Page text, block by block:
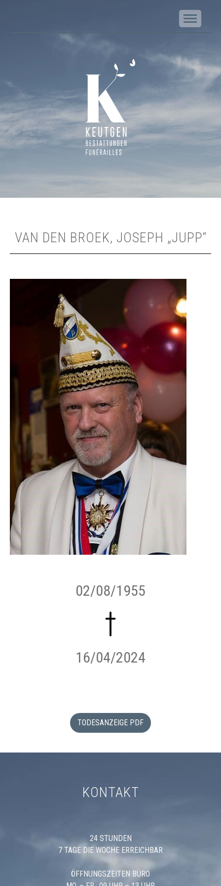
Keutgen | Bestattungen - Funérailles
VAN DEN BROEK, JOSEPH „JUPP“
02/08/1955
16/04/2024
TODESANZEIGE PDF
KONTAKT
24 STUNDEN
7 TAGE DIE WOCHE ERREICHBAR
ÖFFNUNGSZEITEN BÜRO